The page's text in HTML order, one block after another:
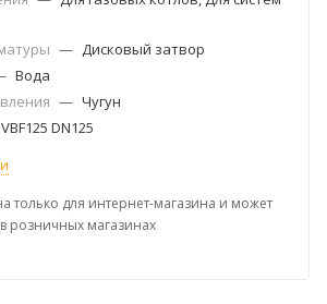
— Дисковый затвор
Вода
— Чугун
DN125
только для интернет-магазина и может
розничных магазинах